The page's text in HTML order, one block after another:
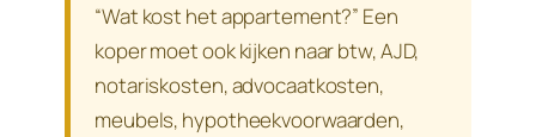
“Wat kost het appartement?” Een
koper moet ook kijken naar btw, AJD,
notariskosten, advocaatkosten,
meubels, hypotheekvoorwaarden,